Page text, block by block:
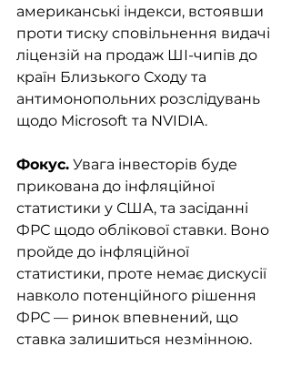
американські індекси, встоявши
проти тиску сповільнення видачі
ліцензій на продаж ШІ-чипів до
країн Близького Сходу та
антимонопольних розслідувань
щодо Microsoft та NVIDIA.
Фокус. Увага інвесторів буде
прикована до інфляційної
статистики у США, та засіданні
ФРС щодо облікової ставки. Воно
пройде до інфляційної
статистики, проте немає дискусії
навколо потенційного рішення
ФРС — ринок впевнений, що
ставка залишиться незмінною.